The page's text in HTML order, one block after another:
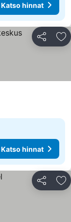
Katso hinnat
Jaa
Katso hinnat
Jaa